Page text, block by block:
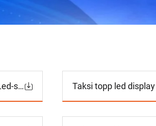
Transparent Film Led-skjerm Taksi topp led display